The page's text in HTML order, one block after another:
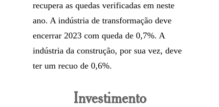
recupera as quedas verificadas em neste
ano. A indústria de transformação deve
encerrar 2023 com queda de 0,7%. A
indústria da construção, por sua vez, deve
ter um recuo de 0,6%.
Investimento